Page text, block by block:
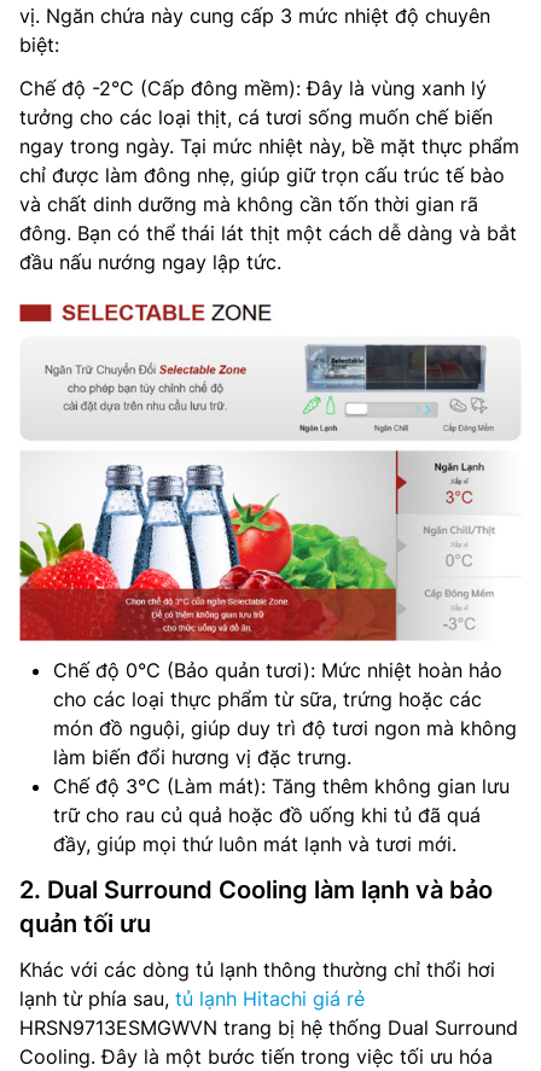
vị. Ngăn chứa này cung cấp 3 mức nhiệt độ chuyên
biệt:
Chế độ -2°C (Cấp đông mềm): Đây là vùng xanh lý
tưởng cho các loại thịt, cá tươi sống muốn chế biến
ngay trong ngày. Tại mức nhiệt này, bề mặt thực phẩm
chỉ được làm đông nhẹ, giúp giữ trọn cấu trúc tế bào
và chất dinh dưỡng mà không cần tốn thời gian rã
đông. Bạn có thể thái lát thịt một cách dễ dàng và bắt
đầu nấu nướng ngay lập tức.
Chế độ 0°C (Bảo quản tươi): Mức nhiệt hoàn hảo
cho các loại thực phẩm từ sữa, trứng hoặc các
món đồ nguội, giúp duy trì độ tươi ngon mà không
làm biến đổi hương vị đặc trưng.
Chế độ 3°C (Làm mát): Tăng thêm không gian lưu
trữ cho rau củ quả hoặc đồ uống khi tủ đã quá
đầy, giúp mọi thứ luôn mát lạnh và tươi mới.
2. Dual Surround Cooling làm lạnh và bảo
quản tối ưu
Khác với các dòng tủ lạnh thông thường chỉ thổi hơi
lạnh từ phía sau, tủ lạnh Hitachi giá rẻ
HRSN9713ESMGWVN trang bị hệ thống Dual Surround
Cooling. Đây là một bước tiến trong việc tối ưu hóa